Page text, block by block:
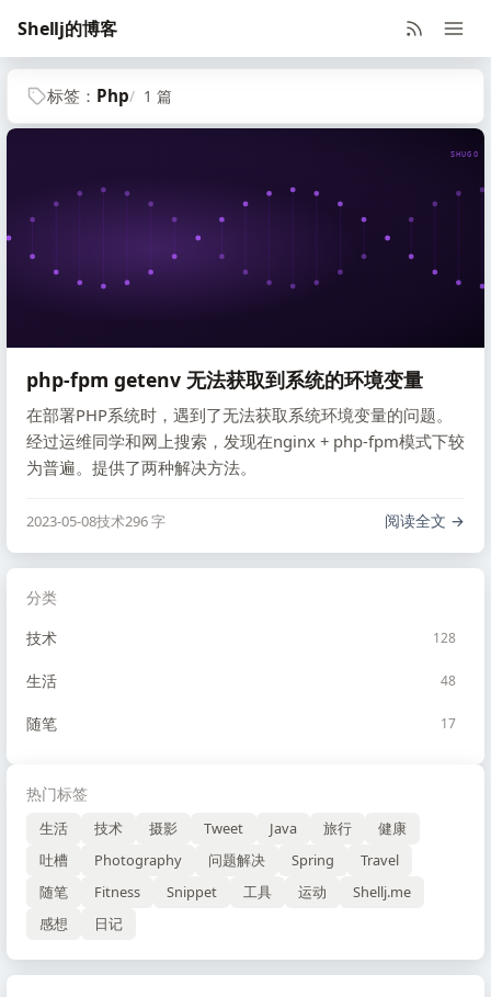
Shellj的博客
分类
技术
128
生活 48
随笔 17
热门标签
生活 技术 摄影 Tweet Java 旅行
健康
吐槽
Photography 问题解决 Spring
Travel
随笔
Fitness Snippet 工具 运动
Shellj.me
感想
日记
标签： Php 1 篇
SHUGO
php-fpm getenv 无法获取到系统的环境变量
在部署PHP系统时，遇到了无法获取系统环境变量的问题。
经过运维同学和网上搜索，发现在nginx + php-fpm模式下较
为普遍。提供了两种解决方法。
2023-05-08技术296 字 阅读全文